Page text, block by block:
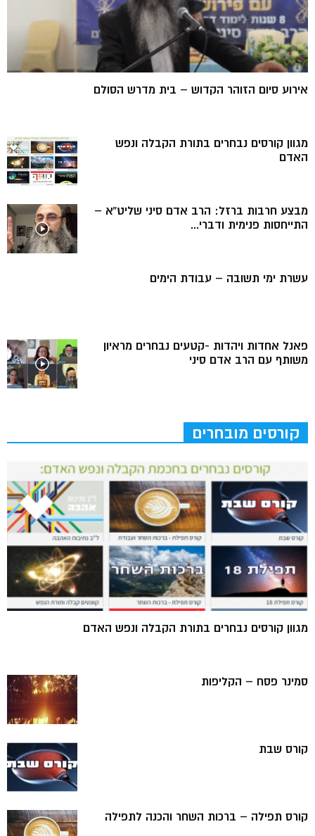
אירוע סיום הזוהר הקדוש – בית מדרש הסולם
מגוון קורסים נבחרים בתורת הקבלה ונפש
האדם
מבצע חרבות ברזל: הרב אדם סיני שליט”א –
התייחסות פנימית ודברי...
עשרת ימי תשובה – עבודת הימים
פאנל אחדות ויהדות -קטעים נבחרים מראיון
משותף עם הרב אדם סיני
קורסים מובחרים
מגוון קורסים נבחרים בתורת הקבלה ונפש האדם
סמינר פסח – הקליפות
קורס שבת
קורס תפילה – ברכות השחר והכנה לתפילה